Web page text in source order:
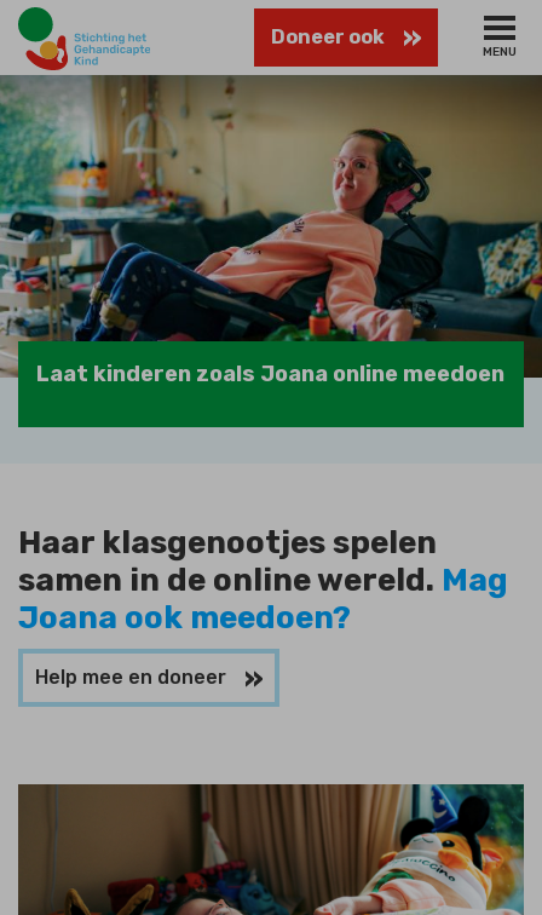
Naar
hoofdinhoud
Stichting
het
Gehandicapte
Kind
Doneer ook
MENU
Laat kinderen zoals Joana online meedoen
Haar klasgenootjes spelen
samen in de online wereld. Mag
Joana ook meedoen?
Help mee en doneer